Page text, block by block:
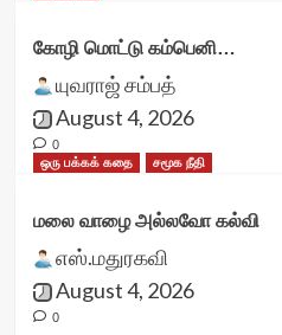
கோழி மொட்டு கம்பெனி…
யுவராஜ் சம்பத்
August 4, 2026
0
ஒரு பக்கக் கதை
சமூக நீதி
மலை வாழை அல்லவோ கல்வி
எஸ்.மதுரகவி
August 4, 2026
0